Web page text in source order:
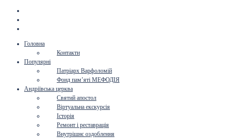
Головна
Контакти
Популярні
Патріарх Варфоломій
Фонд пам’яті МЕФОДІЯ
Андріївська церква
Святий апостол
Віртуальна екскурсія
Історія
Ремонт і реставрація
Внутрішнє оздоблення